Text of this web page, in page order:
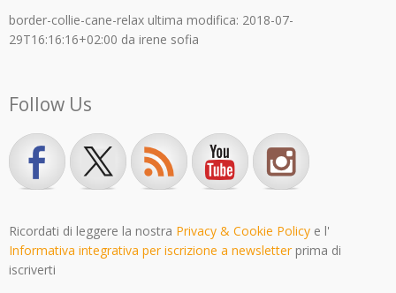
border-collie-cane-relax ultima modifica: 2018-07-
29T16:16:16+02:00 da irene sofia
Follow Us
Ricordati di leggere la nostra Privacy & Cookie Policy e l'
Informativa integrativa per iscrizione a newsletterprima di
iscriverti